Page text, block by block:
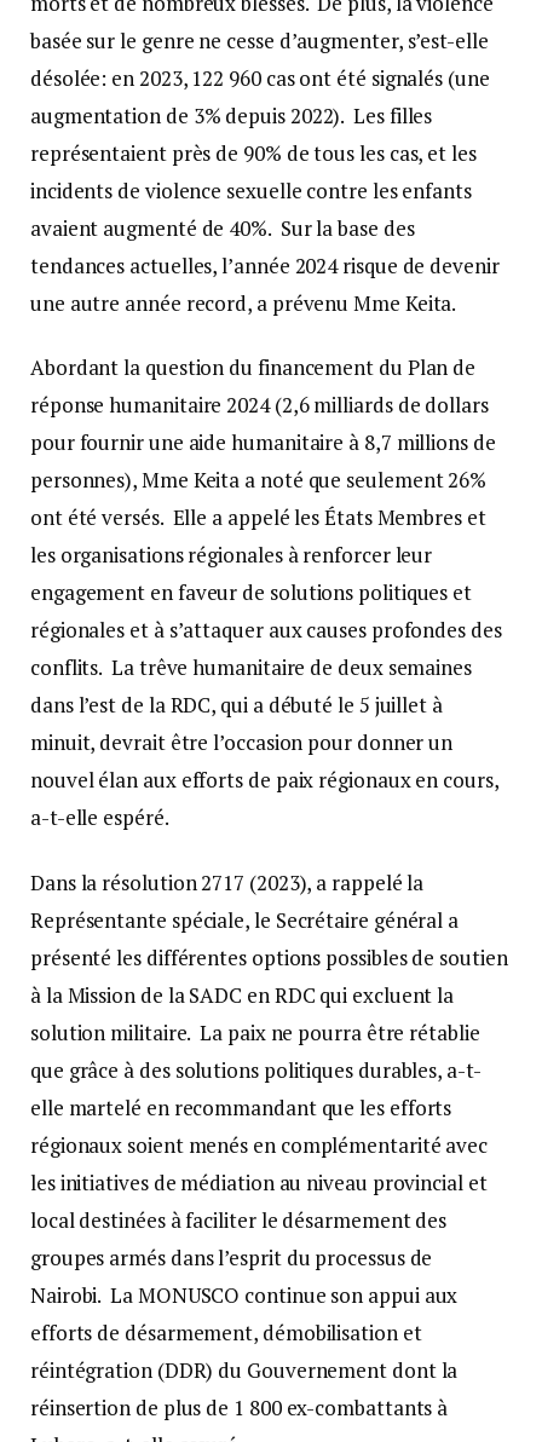
basée sur le genre ne cesse d’augmenter, s’est-elle
désolée: en 2023, 122 960 cas ont été signalés (une
augmentation de 3% depuis 2022). Les filles
représentaient près de 90% de tous les cas, et les
incidents de violence sexuelle contre les enfants
avaient augmenté de 40%. Sur la base des
tendances actuelles, l’année 2024 risque de devenir
une autre année record, a prévenu Mme Keita.
Abordant la question du financement du Plan de
réponse humanitaire 2024 (2,6 milliards de dollars
pour fournir une aide humanitaire à 8,7 millions de
personnes), Mme Keita a noté que seulement 26%
ont été versés. Elle a appelé les États Membres et
les organisations régionales à renforcer leur
engagement en faveur de solutions politiques et
régionales et à s’attaquer aux causes profondes des
conflits. La trêve humanitaire de deux semaines
dans l’est de la RDC, qui a débuté le 5 juillet à
minuit, devrait être l’occasion pour donner un
nouvel élan aux efforts de paix régionaux en cours,
a-t-elle espéré.
Dans la résolution 2717 (2023), a rappelé la
Représentante spéciale, le Secrétaire général a
présenté les différentes options possibles de soutien
à la Mission de la SADC en RDC qui excluent la
solution militaire. La paix ne pourra être rétablie
que grâce à des solutions politiques durables, a-t-
elle martelé en recommandant que les efforts
régionaux soient menés en complémentarité avec
les initiatives de médiation au niveau provincial et
local destinées à faciliter le désarmement des
groupes armés dans l’esprit du processus de
Nairobi. La MONUSCO continue son appui aux
efforts de désarmement, démobilisation et
réintégration (DDR) du Gouvernement dont la
réinsertion de plus de 1 800 ex-combattants à